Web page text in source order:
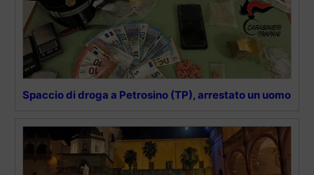
Spaccio di droga a Petrosino (TP), arrestato un uomo